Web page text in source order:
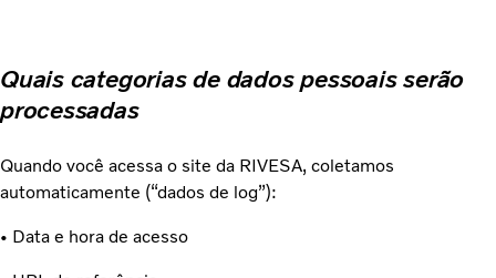
Quais categorias de dados pessoais serão
processadas
Quando você acessa o site da RIVESA, coletamos
automaticamente (“dados de log”):
• Data e hora de acesso